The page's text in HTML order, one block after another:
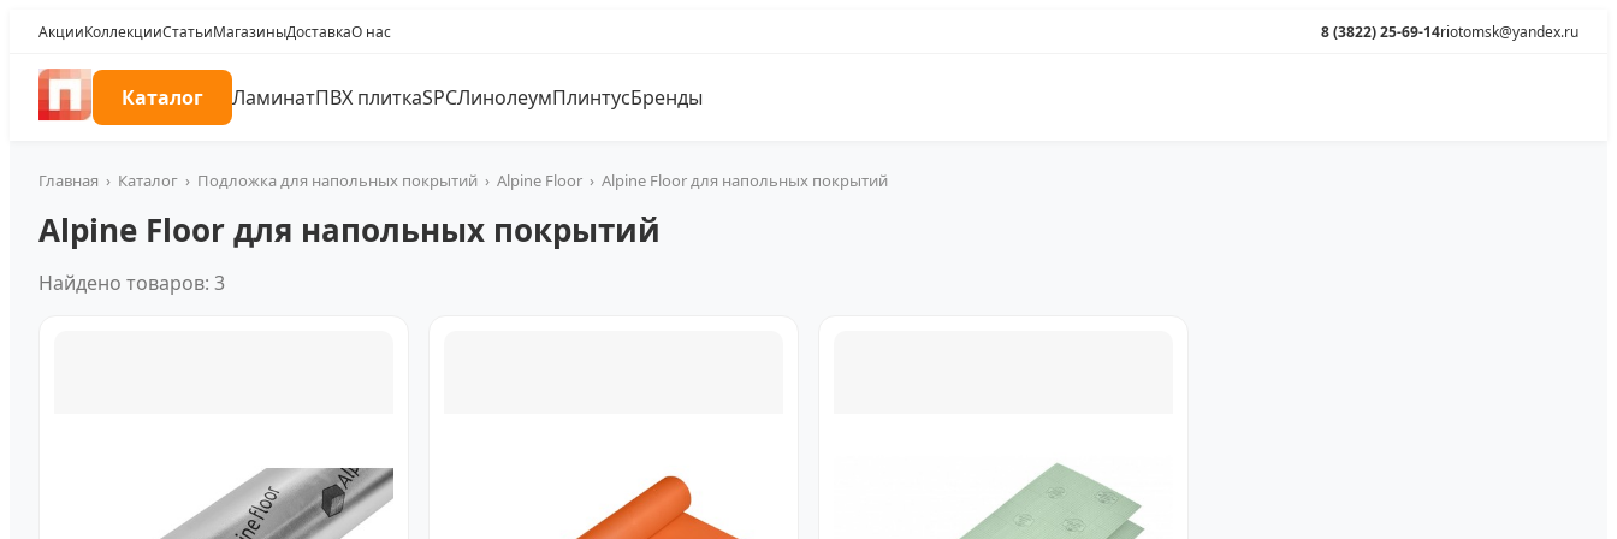
АкцииКоллекцииСтатьиМагазиныДоставкаО нас 8 (3822) 25-69-14riotomsk@yandex.ru
Каталог ЛаминатПВХ плиткаSPCЛинолеумПлинтусБренды
Главная › Каталог › Подложка для напольных покрытий › Alpine Floor › Alpine Floor для напольных покрытий
Alpine Floor для напольных покрытий
Найдено товаров: 3